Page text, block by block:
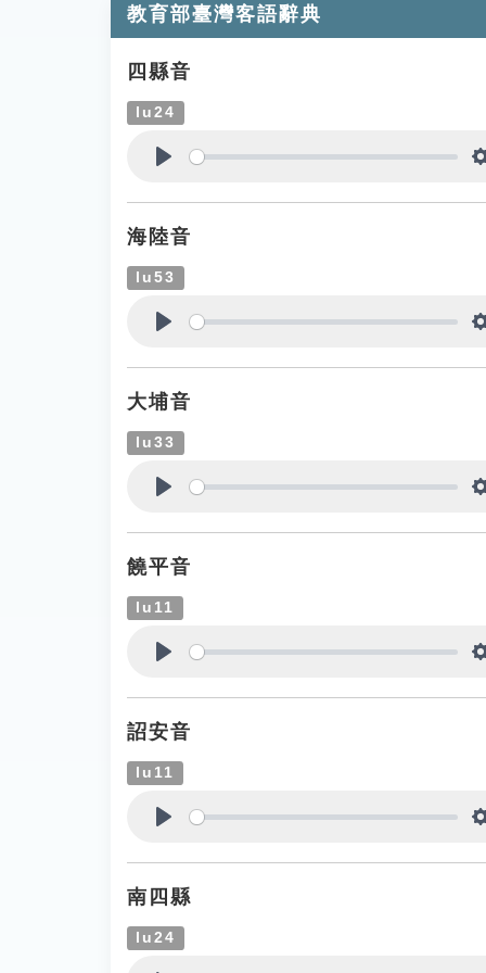
教育部臺灣客語辭典
四縣音
lu24
海陸音
lu53
大埔音
lu33
饒平音
lu11
詔安音
lu11
南四縣
lu24